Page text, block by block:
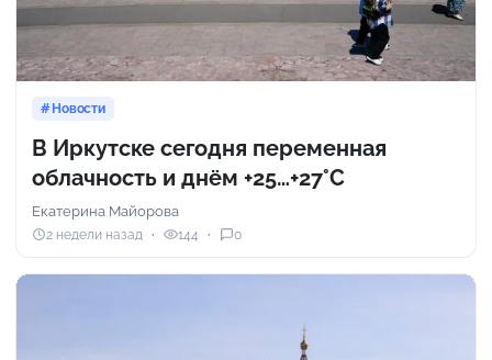
Новости
В Иркутске сегодня переменная
облачность и днём +25…+27°С
Екатерина Майорова
2 недели назад 144 0